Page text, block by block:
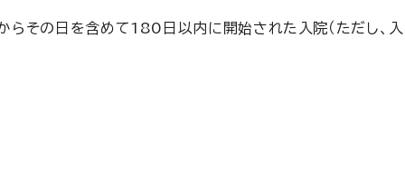
その日を含めて180日以内に開始された入院（ただ